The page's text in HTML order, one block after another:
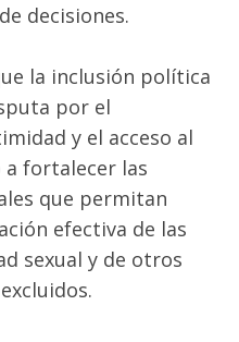
decisiones.
la inclusión política
por el
y el acceso al
fortalecer las
que permitan
efectiva de las
sexual y de otros